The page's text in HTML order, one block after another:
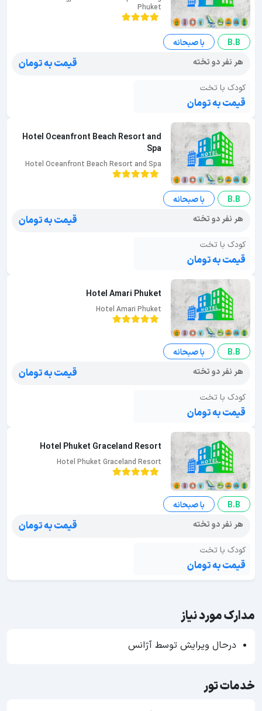
Phuket
B.B
با صبحانه
هر نفر دو تخته
قیمت به تومان
کودک با تخت
قیمت به تومان
Hotel Oceanfront Beach Resort and
Spa
Hotel Oceanfront Beach Resort and Spa
B.B
با صبحانه
هر نفر دو تخته
قیمت به تومان
کودک با تخت
قیمت به تومان
Hotel Amari Phuket
Hotel Amari Phuket
B.B
با صبحانه
هر نفر دو تخته
قیمت به تومان
کودک با تخت
قیمت به تومان
Hotel Phuket Graceland Resort
Hotel Phuket Graceland Resort
B.B
با صبحانه
هر نفر دو تخته
قیمت به تومان
کودک با تخت
قیمت به تومان
مدارک مورد نیاز
درحال ویرایش توسط آژانس
خدمات تور